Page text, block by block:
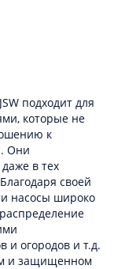
подходит для
которые не
к
Они
в тех
своей
насосы широко
и огородов и т.д.
и защищенном